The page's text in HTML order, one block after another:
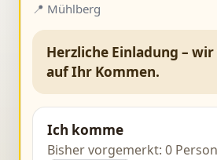
📍 Mühlberg
Herzliche Einladung –
auf Ihr Kommen.
Ich komme
Bisher vorgemerkt: 0